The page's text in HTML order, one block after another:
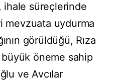
ihale süreçlerinde
mevzuata uydurma
görüldüğü, Rıza
öneme sahip
ve Avcılar